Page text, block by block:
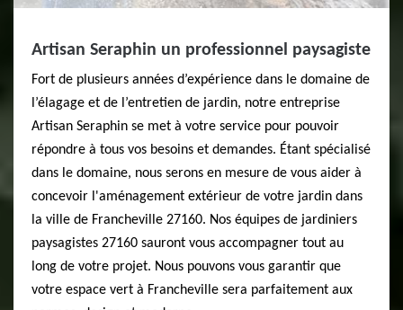
Artisan Seraphin un professionnel paysagiste
Fort de plusieurs années d’expérience dans le domaine de
l’élagage et de l’entretien de jardin, notre entreprise
Artisan Seraphin se met à votre service pour pouvoir
répondre à tous vos besoins et demandes. Étant spécialisé
dans le domaine, nous serons en mesure de vous aider à
concevoir l'aménagement extérieur de votre jardin dans
la ville de Francheville 27160. Nos équipes de jardiniers
paysagistes 27160 sauront vous accompagner tout au
long de votre projet. Nous pouvons vous garantir que
votre espace vert à Francheville sera parfaitement aux